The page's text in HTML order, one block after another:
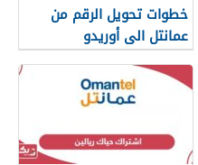
خطوات تحويل الرقم من
عمانتل الى أوريدو